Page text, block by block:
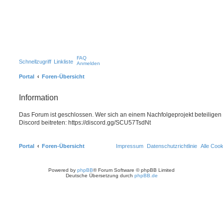
Schnellzugriff Linkliste
FAQ
Anmelden
Portal Foren-Übersicht
Information
Das Forum ist geschlossen. Wer sich an einem Nachfolgeprojekt
Discord beitreten: https://discord.gg/SCU57TsdNt
Portal Foren-Übersicht Alle
Datenschutzrichtlinie
Impressum
Powered by phpBB® Forum Software © phpBB Limited
Deutsche Übersetzung durch phpBB.de